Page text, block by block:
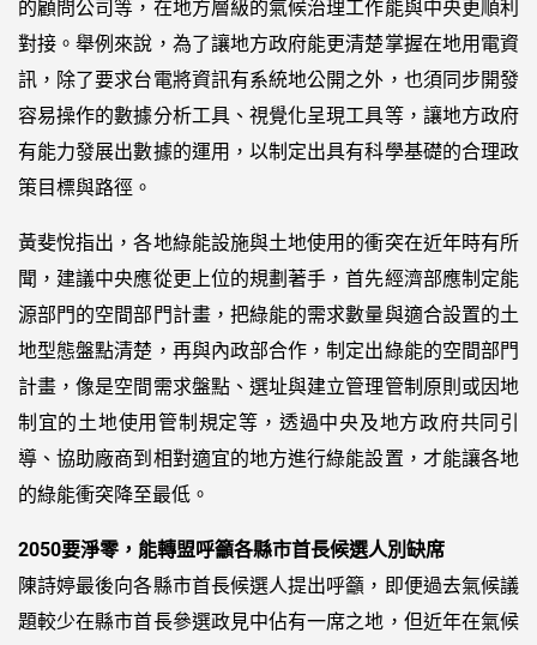
的顧問公司等，在地方層級的氣候治理工作能與中央更順利
對接。舉例來說，為了讓地方政府能更清楚掌握在地用電資
訊，除了要求台電將資訊有系統地公開之外，也須同步開發
容易操作的數據分析工具、視覺化呈現工具等，讓地方政府
有能力發展出數據的運用，以制定出具有科學基礎的合理政
策目標與路徑。
黃斐悅指出，各地綠能設施與土地使用的衝突在近年時有所
聞，建議中央應從更上位的規劃著手，首先經濟部應制定能
源部門的空間部門計畫，把綠能的需求數量與適合設置的土
地型態盤點清楚，再與內政部合作，制定出綠能的空間部門
計畫，像是空間需求盤點、選址與建立管理管制原則或因地
制宜的土地使用管制規定等，透過中央及地方政府共同引
導、協助廠商到相對適宜的地方進行綠能設置，才能讓各地
的綠能衝突降至最低。
2050要淨零，能轉盟呼籲各縣市首長候選人別缺席
陳詩婷最後向各縣市首長候選人提出呼籲，即便過去氣候議
題較少在縣市首長參選政見中佔有一席之地，但近年在氣候